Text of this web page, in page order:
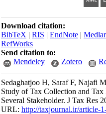
Download citation:
BibTeX|RIS|EndNote|
RefWorks
Send citation to:
Mendeley
Zotero
Sedaghatjoo H, Saraf F,
Study of Tax Collection and
Several Stakeholder. J Tax Res
URL:http://taxjournal.ir/